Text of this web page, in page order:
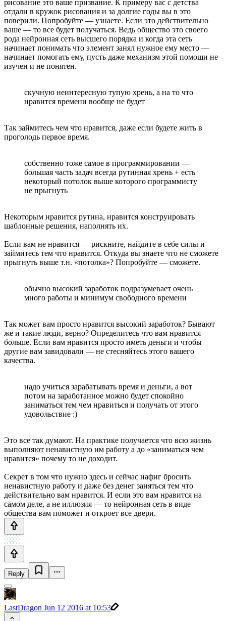
рисование это ваше призвание. К примеру вас с детства
отдали в кружок рисования и за долгие годы вы в это
поверили. Попробуйте — узнаете. Если это действительно
ваше — то все будет получаться. Ведь общество это своего
рода нейронная сеть высшего порядка и когда эта сеть
начинает понимать что элемент занял нужное ему место —
начинает помогать ему, пусть даже механизм этой помощи не
изучен и не понятен.
скучную неинтересную тупую хрень, а на то что
нравится времени вообще не будет
Так займитесь чем что нравится, даже если будете жить в
проголодь первое время.
собственно тоже самое в программировании —
большая часть задач всегда рутинная хрень + есть
некоторый потолок выше которого программисту
не прыгнуть
Некоторым нравится рутина, нравится конструировать
шаблонные решения, наполнять их.
Если вам не нравится — рискните, найдите в себе силы и
займитесь тем что нравится. Откуда вы знаете что не сможете
прыгнуть выше т.н. «потолка»? Попробуйте — сможете.
обычно высокий заработок подразумевает очень
много работы и минимум свободного времени
Так может вам просто нравится высокий заработок? Бывают
же и такие люди, верно? Определитесь что вам нравится
больше. Если вам нравится просто иметь деньги и чтобы
другие вам завидовали — не стесняйтесь этого вашего
качества.
надо учиться зарабатывать время и деньги, а вот
потом на заработанное можно будет спокойно
заниматься тем чем нравиться и получать от этого
удовольствие :)
Это все так думают. На практике получается что всю жизнь
выполняют ненавистную им работу а до «заниматься чем
нравится» почему то не доходит.
Секрет в том что нужно здесь и сейчас нафиг бросить
ненавистную работу и даже без денег заняться тем что
действительно вам нравится. И если это вам нравится на
самом деле, а не иллюзия — то нейронная сеть в виде
общества вам поможет и откроет все двери.
Reply
LastDragon Jun 12 2016 at 10:53